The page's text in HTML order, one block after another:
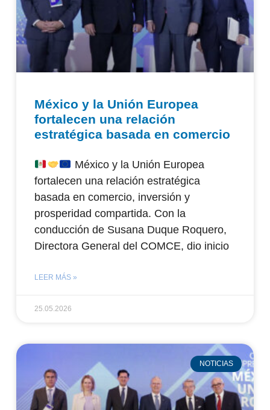
México y la Unión Europea
fortalecen una relación
estratégica basada en comercio
México y la Unión Europea
fortalecen una relación estratégica
basada en comercio, inversión y
prosperidad compartida. Con la
conducción de Susana Duque Roquero,
Directora General del COMCE, dio inicio
LEER MÁS »
25.05.2026
NOTICIAS